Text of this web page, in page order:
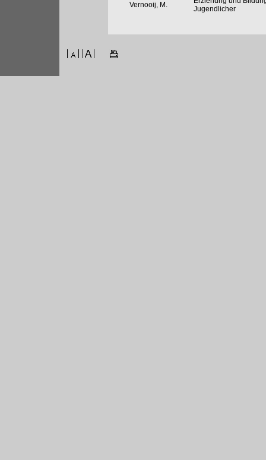
Vernooij, M.
Jugendlicher